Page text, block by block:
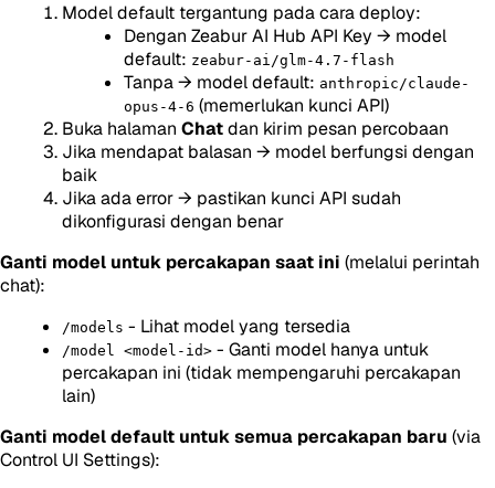
Model default tergantung pada cara deploy:
Dengan Zeabur AI Hub API Key → model
default: zeabur-ai/glm-4.7-flash
Tanpa → model default: anthropic/claude-
opus-4-6 (memerlukan kunci API)
Buka halaman Chatdan kirim pesan percobaan
Jika mendapat balasan → model berfungsi dengan
baik
Jika ada error → pastikan kunci API sudah
dikonfigurasi dengan benar
Ganti model untuk percakapan saat ini (melalui perintah
chat):
/models - Lihat model yang tersedia
/model <model-id> - Ganti model hanya untuk
percakapan ini (tidak mempengaruhi percakapan
lain)
Ganti model default untuk semua percakapan baru (via
Control UI Settings):